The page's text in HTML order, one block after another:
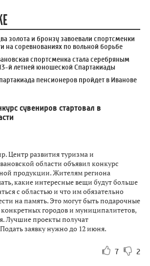
золота и бронзу завоевали спортсменки
на соревнованиях по вольной борьбе
спортсменка стала серебряным
й летней юношеской Спартакиады
пенсионеров пройдет в Иванове
сувениров стартовал в
Центр развития туризма и